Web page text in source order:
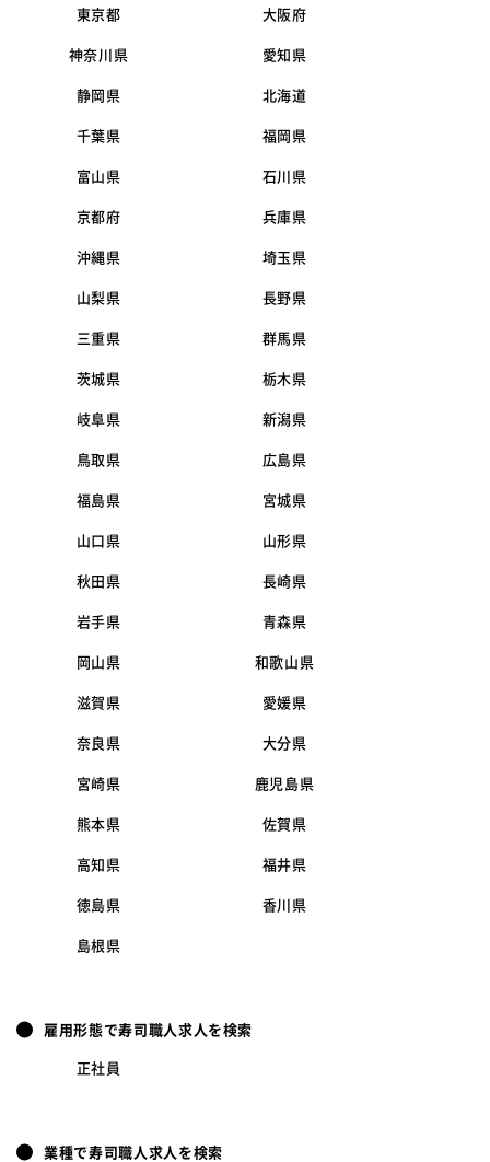
東京都 大阪府
神奈川県 愛知県
静岡県 北海道
千葉県 福岡県
富山県 石川県
京都府 兵庫県
沖縄県 埼玉県
山梨県 長野県
三重県 群馬県
茨城県 栃木県
岐阜県 新潟県
鳥取県 広島県
福島県 宮城県
山口県 山形県
秋田県 長崎県
岩手県 青森県
岡山県 和歌山県
滋賀県 愛媛県
奈良県 大分県
宮崎県 鹿児島県
熊本県 佐賀県
高知県 福井県
徳島県 香川県
島根県
雇用形態で寿司職人求人を検索
正社員
業種で寿司職人求人を検索